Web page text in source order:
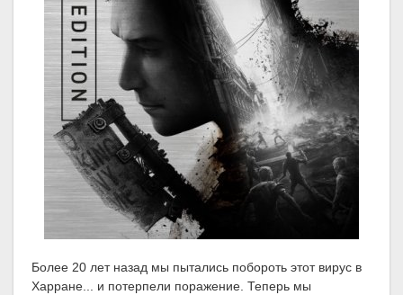
Более 20 лет назад мы пытались побороть этот вирус в
Харране... и потерпели поражение. Теперь мы